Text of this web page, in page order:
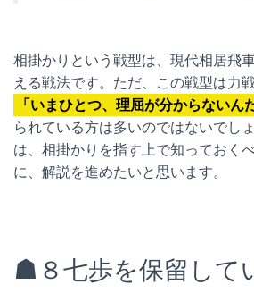
相掛かりという戦型は、現代相居飛
える戦法です。ただ、この戦型は力
「いまひとつ、理屈が分からないん
られている方は多いのではないでし
は、相掛かりを指す上で知っておく
に、解説を進めたいと思います。
☗８七歩を保留して